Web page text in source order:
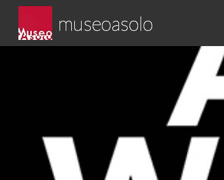
Skip
content
museoasolo
Asolo museo diffuso